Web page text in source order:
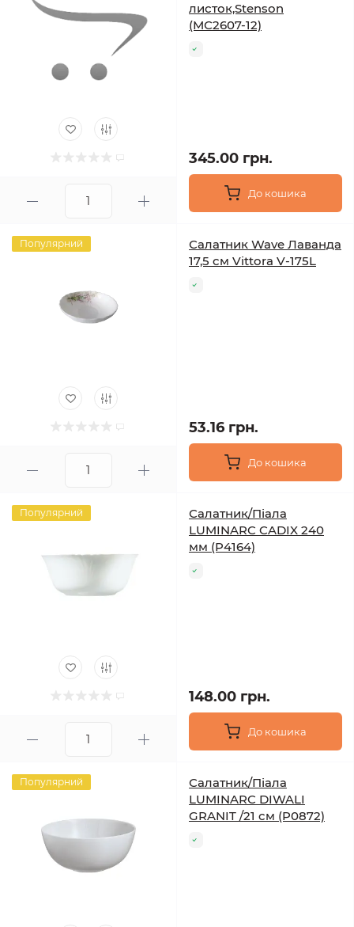
листок,Stenson
(МС2607-12)
345.00 грн.
До кошика
Популярний
Салатник Wave Лаванда
17,5 см Vittora V-175L
53.16 грн.
До кошика
Популярний
Салатник/Піала
LUMINARC CADIX 240
мм (P4164)
148.00 грн.
До кошика
Популярний
Салатник/Піала
LUMINARC DIWALI
GRANIT /21 см (P0872)